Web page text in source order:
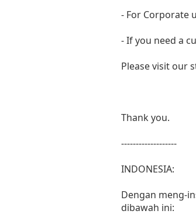
- For Corporate
- If you need a
Please visit our
Thank you.
-------------------
INDONESIA:
Dengan meng-
dibawah ini: